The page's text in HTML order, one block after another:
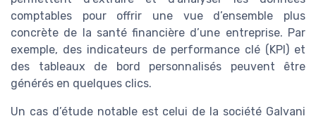
comptables pour offrir une vue d’ensemble plus
concrète de la santé financière d’une entreprise. Par
exemple, des indicateurs de performance clé (KPI) et
des tableaux de bord personnalisés peuvent être
générés en quelques clics.
Un cas d’étude notable est celui de la société Galvani